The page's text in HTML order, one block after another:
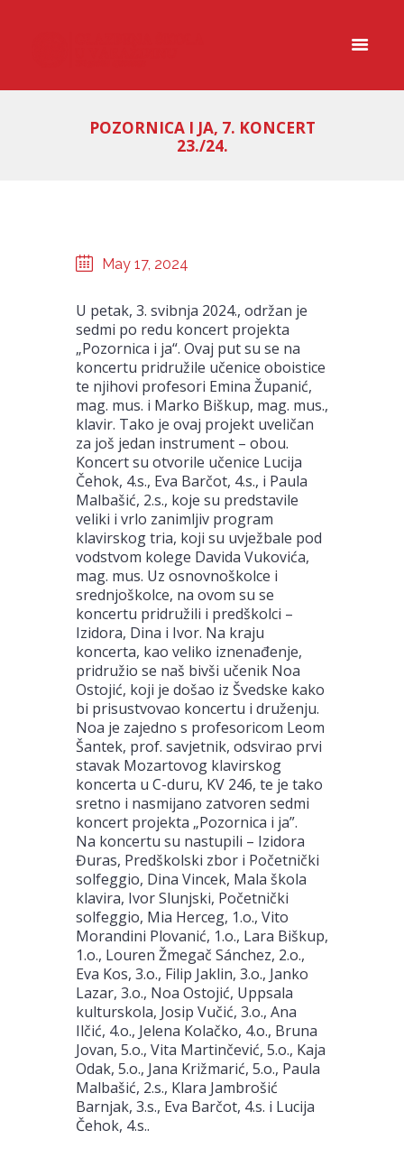
POZORNICA I JA, 7. KONCERT
23./24.
May 17, 2024
U petak, 3. svibnja 2024., održan je
sedmi po redu koncert projekta
„Pozornica i ja“. Ovaj put su se na
koncertu pridružile učenice oboistice
te njihovi profesori Emina Županić,
mag. mus. i Marko Biškup, mag. mus.,
klavir. Tako je ovaj projekt uveličan
za još jedan instrument – obou.
Koncert su otvorile učenice Lucija
Čehok, 4.s., Eva Barčot, 4.s., i Paula
Malbašić, 2.s., koje su predstavile
veliki i vrlo zanimljiv program
klavirskog tria, koji su uvježbale pod
vodstvom kolege Davida Vukovića,
mag. mus. Uz osnovnoškolce i
srednjoškolce, na ovom su se
koncertu pridružili i predškolci –
Izidora, Dina i Ivor. Na kraju
koncerta, kao veliko iznenađenje,
pridružio se naš bivši učenik Noa
Ostojić, koji je došao iz Švedske kako
bi prisustvovao koncertu i druženju.
Noa je zajedno s profesoricom Leom
Šantek, prof. savjetnik, odsvirao prvi
stavak Mozartovog klavirskog
koncerta u C-duru, KV 246, te je tako
sretno i nasmijano zatvoren sedmi
koncert projekta „Pozornica i ja”.
Na koncertu su nastupili – Izidora
Đuras, Predškolski zbor i Početnički
solfeggio, Dina Vincek, Mala škola
klavira, Ivor Slunjski, Početnički
solfeggio, Mia Herceg, 1.o., Vito
Morandini Plovanić, 1.o., Lara Biškup,
1.o., Louren Žmegač Sánchez, 2.o.,
Eva Kos, 3.o., Filip Jaklin, 3.o., Janko
Lazar, 3.o., Noa Ostojić, Uppsala
kulturskola, Josip Vučić, 3.o., Ana
Ilčić, 4.o., Jelena Kolačko, 4.o., Bruna
Jovan, 5.o., Vita Martinčević, 5.o., Kaja
Odak, 5.o., Jana Križmarić, 5.o., Paula
Malbašić, 2.s., Klara Jambrošić
Barnjak, 3.s., Eva Barčot, 4.s. i Lucija
Čehok, 4.s..